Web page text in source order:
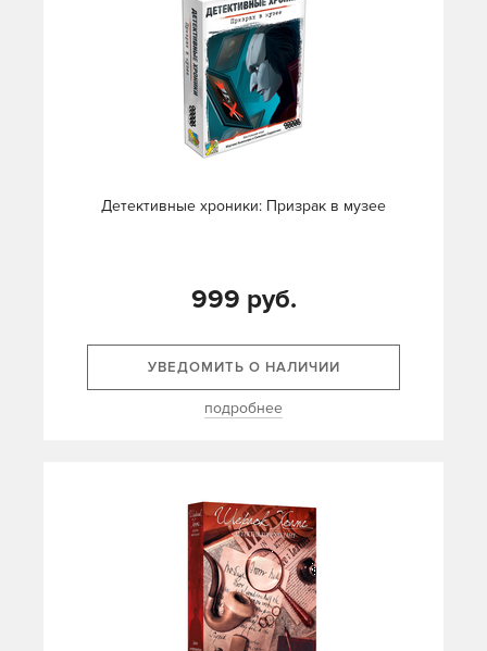
Детективные хроники: Призрак в музее
999 руб.
УВЕДОМИТЬ О НАЛИЧИИ
подробнее